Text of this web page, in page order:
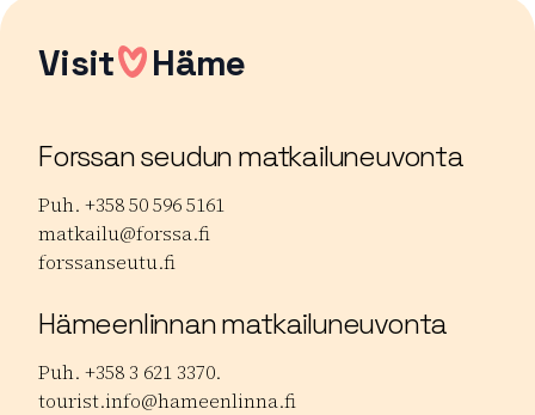
Visit Häme
Forssan seudun matkailuneuvonta
Puh. +358 50 596 5161
matkailu@forssa.fi
forssanseutu.fi
Hämeenlinnan matkailuneuvonta
Puh. +358 3 621 3370.
tourist.info@hameenlinna.fi